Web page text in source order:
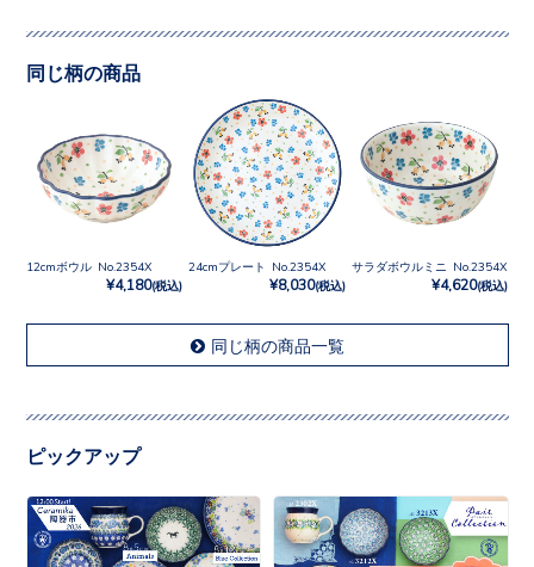
同じ柄の商品
12cmボウル No.2354X
¥4,180(税込)
24cmプレート No.2354X
¥8,030(税込)
サラダボウルミニ No.2354X
¥4,620(税込)
同じ柄の商品一覧
ピックアップ